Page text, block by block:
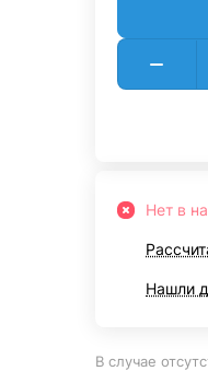
Нет в
Нашли
В случае